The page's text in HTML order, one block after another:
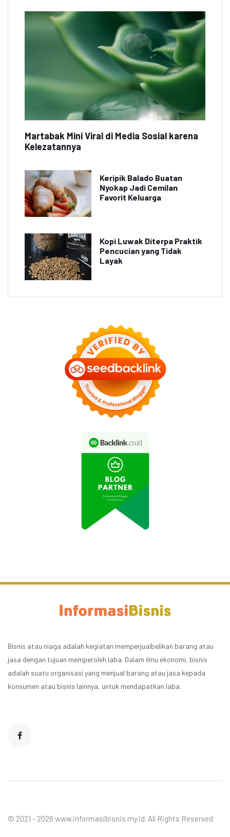
Martabak Mini Viral di Media Sosial karena
Kelezatannya
Keripik Balado Buatan
Nyokap Jadi Cemilan
Favorit Keluarga
Kopi Luwak Diterpa Praktik
Pencucian yang Tidak
Layak
Bisnis atau niaga adalah kegiatan memperjualbelikan barang atau
jasa dengan tujuan memperoleh laba. Dalam ilmu ekonomi, bisnis
adalah suatu organisasi yang menjual barang atau jasa kepada
konsumen atau bisnis lainnya, untuk mendapatkan laba.
© 2021 - 2026 www.informasibisnis.my.id. All Rights Reserved